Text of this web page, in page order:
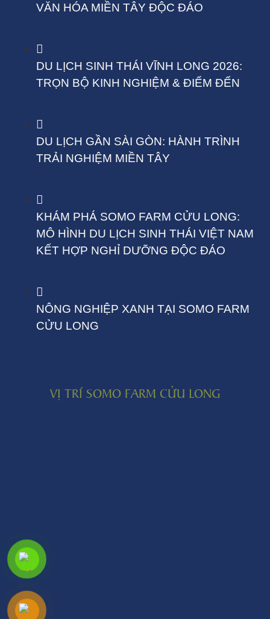
VĂN HÓA MIỀN TÂY ĐỘC ĐÁO
DU LỊCH SINH THÁI VĨNH LONG 2026:
TRỌN BỘ KINH NGHIỆM & ĐIỂM ĐẾN
DU LỊCH GẦN SÀI GÒN: HÀNH TRÌNH
TRẢI NGHIỆM MIỀN TÂY
KHÁM PHÁ SOMO FARM CỬU LONG:
MÔ HÌNH DU LỊCH SINH THÁI VIỆT NAM
KẾT HỢP NGHỈ DƯỠNG ĐỘC ĐÁO
NÔNG NGHIỆP XANH TẠI SOMO FARM
CỬU LONG
VỊ TRÍ SOMO FARM CỬU LONG